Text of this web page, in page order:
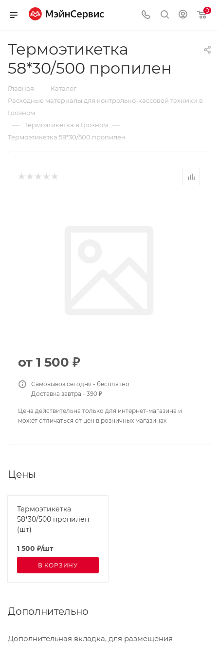
0
Термоэтикетка
58*30/500 пропилен
Главная — Каталог —
Расходные материалы для контрольно-кассовой техники в
Грозном
— Термоэтикетка в Грозном —
Термоэтикетка 58*30/500 пропилен
от 1 500 ₽
Самовывоз сегодня - бесплатно
Доставка завтра - 390 ₽
Цена действительна только для интернет-магазина и
может отличаться от цен в розничных магазинах
Цены
Термоэтикетка
58*30/500 пропилен
(шт)
1 500 ₽/шт
В КОРЗИНУ
Дополнительно
Дополнительная вкладка, для размещения